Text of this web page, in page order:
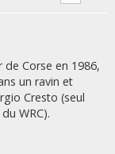
Corse en 1986,
un ravin et
Cresto (seul
WRC).